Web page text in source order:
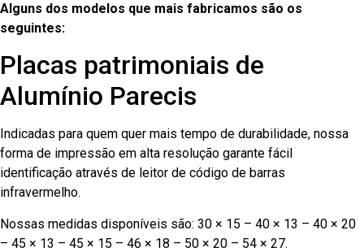
Alguns dos modelos que mais fabricamos são os
seguintes:
Placas patrimoniais de
Alumínio Parecis
Indicadas para quem quer mais tempo de durabilidade, nossa
forma de impressão em alta resolução garante fácil
identificação através de leitor de código de barras
infravermelho.
Nossas medidas disponíveis são: 30 × 15 – 40 × 13 – 40 × 20
– 45 × 13 – 45 × 15 – 46 × 18 – 50 × 20 – 54 × 27.